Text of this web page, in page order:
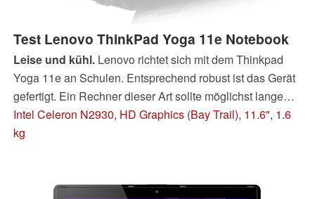
Test Lenovo ThinkPad Yoga 11e Notebook
Leise und kühl.Lenovo richtet sich mit dem Thinkpad
Yoga 11e an Schulen. Entsprechend robust ist das Gerät
gefertigt. Ein Rechner dieser Art sollte möglichst lange
Akkulaufzeiten bieten - das Yoga 11e kann aber nur mit
durchschnittlichen Werten aufwarten.
Intel Celeron N2930, HD Graphics (Bay Trail), 11.6", 1.6
kg